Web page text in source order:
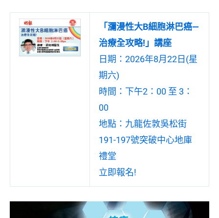
「瀰漫性大B細胞淋巴癌—
治療全攻略!」講座
日期：2026年8月22日(星
期六)
時間：下午2：00 至 3：
00
地點：九龍佐敦吳松街
191-197號突破中心地庫
禮堂
立即報名!